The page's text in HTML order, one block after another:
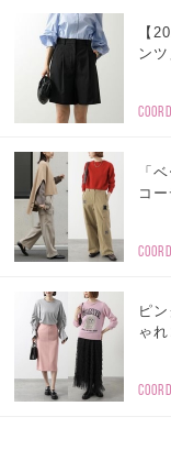
【
ン
「
コ
ピ
ゃ